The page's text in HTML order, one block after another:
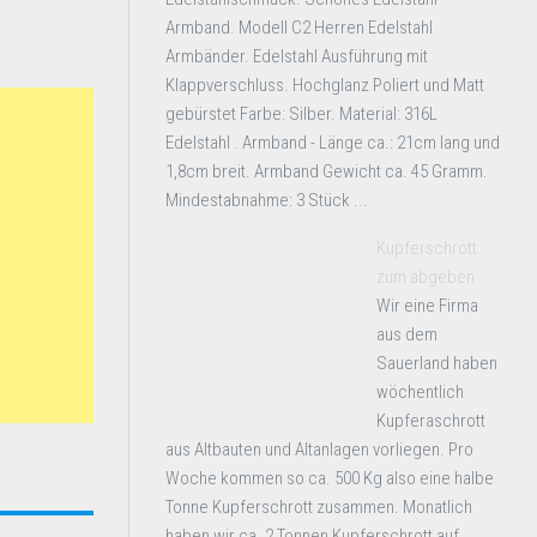
Armband. Modell C2 Herren Edelstahl
Armbänder. Edelstahl Ausführung mit
Klappverschluss. Hochglanz Poliert und Matt
gebürstet Farbe: Silber. Material: 316L
Edelstahl . Armband - Länge ca.: 21cm lang und
1,8cm breit. Armband Gewicht ca. 45 Gramm.
Mindestabnahme: 3 Stück ...
Kupferschrott
zum abgeben
Wir eine Firma
aus dem
Sauerland haben
wöchentlich
Kupferaschrott
aus Altbauten und Altanlagen vorliegen. Pro
Woche kommen so ca. 500 Kg also eine halbe
Tonne Kupferschrott zusammen. Monatlich